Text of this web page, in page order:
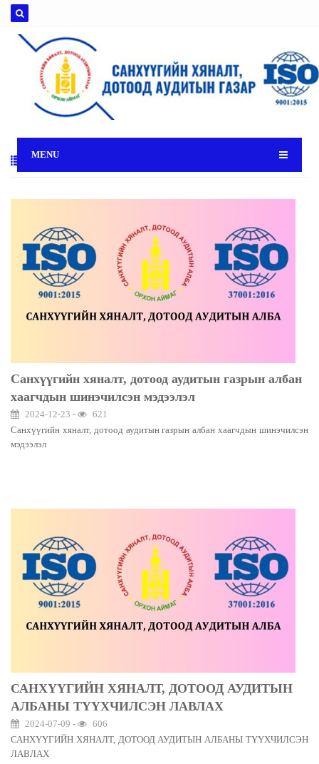
MENU
БИДНИЙ ТУХАЙ
Санхүүгийн хяналт, дотоод аудитын газрын албан
хаагчдын шинэчилсэн мэдээлэл
2024-12-23 -
621
Санхүүгийн хяналт, дотоод аудитын газрын албан хаагчдын шинэчилсэн
мэдээлэл
САНХҮҮГИЙН ХЯНАЛТ, ДОТООД АУДИТЫН
АЛБАНЫ ТҮҮХЧИЛСЭН ЛАВЛАХ
2024-07-09 -
606
САНХҮҮГИЙН ХЯНАЛТ, ДОТООД АУДИТЫН АЛБАНЫ ТҮҮХЧИЛСЭН
ЛАВЛАХ